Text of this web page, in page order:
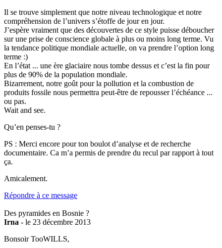
Il se trouve simplement que notre niveau technologique et notre
compréhension de l’univers s’étoffe de jour en jour.
J’espère vraiment que des découvertes de ce style puisse déboucher
sur une prise de conscience globale à plus ou moins long terme. Vu
la tendance politique mondiale actuelle, on va prendre l’option long
terme :)
En l’état ... une ère glaciaire nous tombe dessus et c’est la fin pour
plus de 90% de la population mondiale.
Bizarrement, notre goût pour la pollution et la combustion de
produits fossile nous permettra peut-être de repousser l’échéance ...
ou pas.
Wait and see.
Qu’en penses-tu ?
PS : Merci encore pour ton boulot d’analyse et de recherche
documentaire. Ca m’a permis de prendre du recul par rapport à tout
ça.
Amicalement.
Répondre à ce message
Des pyramides en Bosnie ?
Irna - le 23 décembre 2013
Bonsoir TooWILLS,